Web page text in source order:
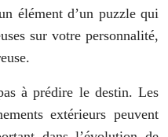
élément d’un puzzle qui
sur votre personnalité,
à prédire le destin. Les
extérieurs peuvent